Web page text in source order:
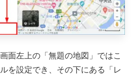
面左上の「無題の地図」ではこ
を設定でき、その下にある「レ